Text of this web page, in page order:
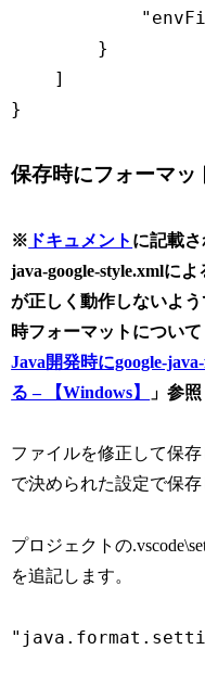
        }
    ]
}
保存時にフォーマッ
※ ドキュメント に記載さ
java-google-style.xmlに
が正しく動作しない
時フォーマットについ
Java開発時にgoogle-
る – 【Windows】
」参照
ファイルを修正して保
で決められた設定で保存
プロジェクトの
を追記します。